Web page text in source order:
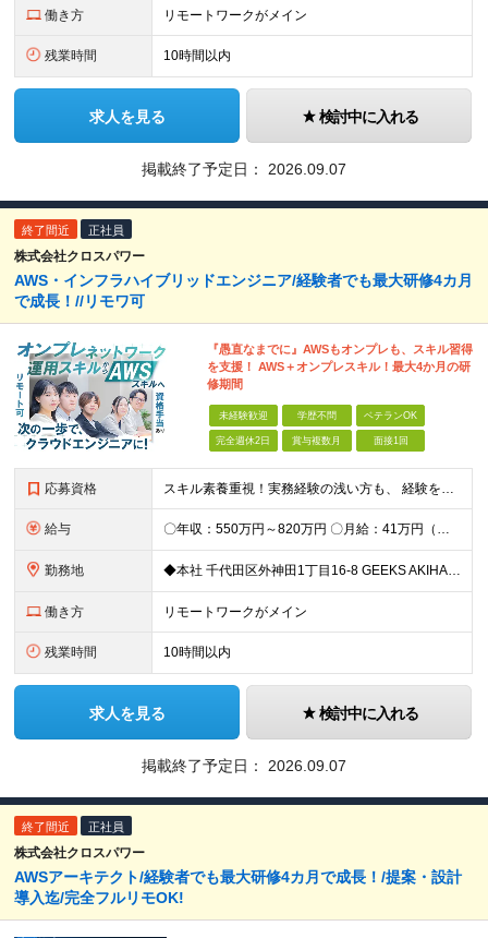
働き方 リモートワークがメイン
残業時間 10時間以内
求人を見る 検討中に入れる
掲載終了予定日： 2026.09.07
終了間近 正社員
株式会社クロスパワー
AWS・インフラハイブリッドエンジニア/経験者でも最大研修4カ月
で成長！//リモワ可
『愚直なまでに』AWSもオンプレも、スキル習得
を支援！ AWS＋オンプレスキル！最大4か月の研
修期間
未経験歓迎 学歴不問 ベテランOK
完全週休2日 賞与複数月 面接1回
応募資格 スキル素養重視！実務経験の浅い方も、 経験を活かしたい中堅層も、幅広く歓迎します！ ・学歴不問 ・システム運用、構築、開発経験または相当の見識がある方 ◆賞与年2回有◆20～50代まで幅広い年代が
給与 〇年収：550万円～820万円 〇月給：41万円（固定残業100,898円含）～ 60万円（固定残業152,929円含）＋賞与＋資格手当 ※固定残業は45時間（当社の平均残業は8時間です）。 万が一
勤務地 ◆本社 千代田区外神田1丁目16-8 GEEKS AKIHABARA 3階 ◆リモートワーク者多数 ※上記を除く当社関連勤務地
働き方 リモートワークがメイン
残業時間 10時間以内
求人を見る 検討中に入れる
掲載終了予定日： 2026.09.07
終了間近 正社員
株式会社クロスパワー
AWSアーキテクト/経験者でも最大研修4カ月で成長！/提案・設計
導入迄/完全フルリモOK!